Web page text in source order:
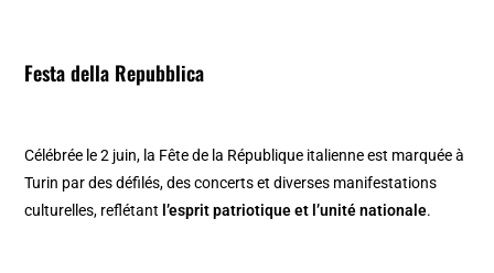
Festa della Repubblica
Célébrée le 2 juin, la Fête de la République italienne est marquée à
Turin par des défilés, des concerts et diverses manifestations
culturelles, reflétant l’esprit patriotique et l’unité nationale.​